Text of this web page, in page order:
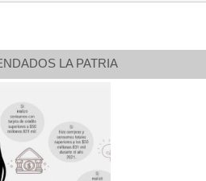
LA PATRIA